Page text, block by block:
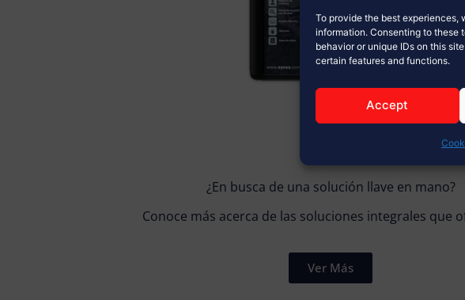
To provide the best
information. Consenting to these
behavior or unique IDs on this
certain features and functions.
Accept
¿En busca de una solución llave en mano?
Conoce más acerca de las soluciones integrales que
Ver Más